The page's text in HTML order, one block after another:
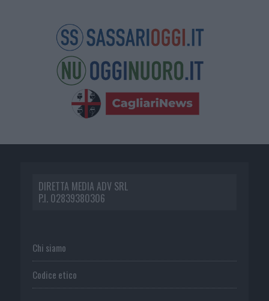
DIRETTA MEDIA ADV SRL
P.I. 02839380306
Chi siamo
Codice etico